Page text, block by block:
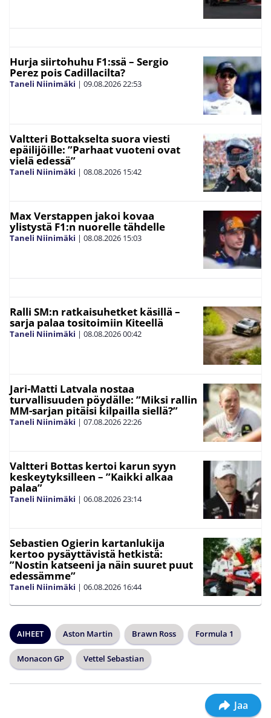
Hurja siirtohuhu F1:ssä – Sergio
Perez pois Cadillacilta?
Taneli Niinimäki | 09.08.202622:53
Valtteri Bottakselta suora viesti
epäilijöille: ”Parhaat vuoteni ovat
vielä edessä”
Taneli Niinimäki | 08.08.2026 15:42
Max Verstappen jakoi kovaa
ylistystä F1:n nuorelle tähdelle
Taneli Niinimäki | 08.08.2026 15:03
Ralli SM:n ratkaisuhetket käsillä –
sarja palaa tositoimiin Kiteellä
Taneli Niinimäki | 08.08.202600:42
Jari-Matti Latvala nostaa
turvallisuuden pöydälle: ”Miksi rallin
MM-sarjan pitäisi kilpailla siellä?”
Taneli Niinimäki | 07.08.202622:26
Valtteri Bottas kertoi karun syyn
keskeytyksilleen – ”Kaikki alkaa
palaa”
Taneli Niinimäki | 06.08.202623:14
Sebastien Ogierin kartanlukija
kertoo pysäyttävistä hetkistä:
”Nostin katseeni ja näin suuret puut
edessämme”
Taneli Niinimäki | 06.08.2026 16:44
AIHEET Aston Martin Brawn Ross Formula 1
Monacon GP Vettel Sebastian
Jaa